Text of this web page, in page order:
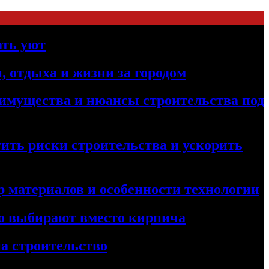
уют
отдыха и жизни за городом
и нюансы строительства под
риски строительства и ускорить
и особенности технологии
выбирают вместо кирпича
строительство